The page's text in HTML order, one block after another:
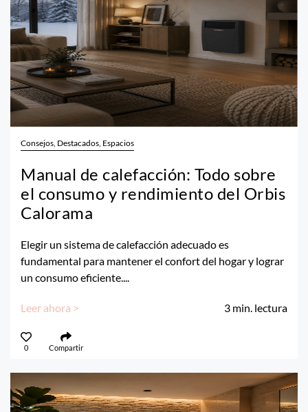
Consejos, Destacados, Espacios
Manual de calefacción: Todo sobre
el consumo y rendimiento del Orbis
Calorama
Elegir un sistema de calefacción adecuado es
fundamental para mantener el confort del hogar y lograr
un consumo eficiente....
Leer ahora > 3 min. lectura
0 Compartir